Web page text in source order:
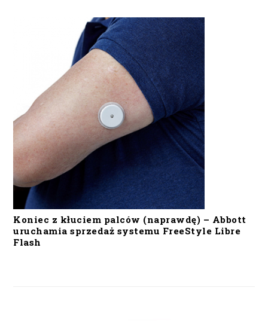
Koniec z kłuciem palców (naprawdę) – Abbott
uruchamia sprzedaż systemu FreeStyle Libre
Flash